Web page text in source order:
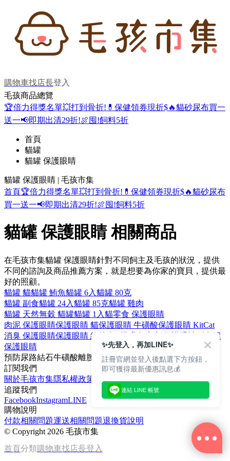
購物車找店長登入
毛孩商品總覽
🏆倍力得獎名單💥打到骨折! 💊保健領券現折$🔥貓砂尿布買一
送一📢即期出清29折!🍖囤!飼料5折
首頁
貓罐
貓罐 保護眼睛
貓罐 保護眼睛 | 毛孩市集
首頁🏆倍力得獎名單💥打到骨折! 💊保健領券現折$🔥貓砂尿布
買一送一📢即期出清29折!🍖囤!飼料5折
貓罐 保護眼睛 相關商品
在毛孩市集貓罐 保護眼睛針對不同飼主及毛孩的狀況，提供
不同的諮詢及商品推薦方案，就是想要為你家的寶貝，提供最
好的照顧。
貓罐 貓貓罐 鮪魚貓罐 6入貓罐 80克
貓罐 副食貓罐 24入貓罐 85克貓罐 雞肉
貓罐 天然無穀 貓罐貓罐 1入貓零食 保護眼睛
肉泥 保護眼睛保護眼睛 貓保護眼睛 牛磺酸保護眼睛 KitCat
消臭 保護眼睛保護眼睛 維他命E
副食罐
保護眼睛
預防尿路結石牛磺酸離胺酸Oligo寡糖80克
訂閱我們
關於毛孩市集隱私權政策
追蹤我們
FacebookInstagramLINE
購物說明
付款相關問題運送相關問題退換貨說明
© Copyright 2026 毛孩市集
首頁分類購物車找店長登入
✨先登入，再加LINE✨
註冊官網並登入後點選下方按鈕，
即可獲得最新優惠訊息💰
連結 LINE 帳號